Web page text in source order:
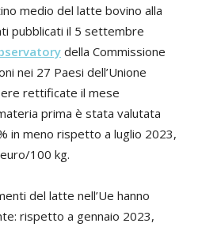
medio del latte bovino alla
pubblicati il 5 settembre
della Commissione
nei 27 Paesi dell’Unione
rettificate il mese
prima è stata valutata
in meno rispetto a luglio 2023,
100 kg.
del latte nell’Ue hanno
rispetto a gennaio 2023,